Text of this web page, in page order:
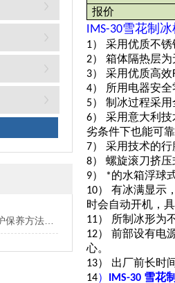
报价
IMS-30雪花制冰
1） 采用优质不
2） 箱体隔热层
3） 采用优质高效
4） 所用电器安全
5） 制冰过程采
6） 采用意大利
劣条件下也能可
7） 采用技术的
8） 螺旋滚刀挤
9） *的水箱浮球
10） 有冰满显示
时会自动开机，
11） 所制冰形为
12） 前部设有电
心。
13） 出厂前长时
14）
IMS-30 雪花